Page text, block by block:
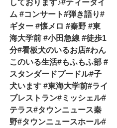
ム #コンサート#弾き語り#
ギター #懐メロ #秦野 #東
海大学前 #小田急線 #徒歩1
分#看板犬のいるお店#わん
このいる生活#もふもふ部 #
スタンダードプードル#子
犬います #東海大学前#ライ
ブレストラン#ミッシェル#
テラス#タウンニュース秦
野#タウンニュースホール#